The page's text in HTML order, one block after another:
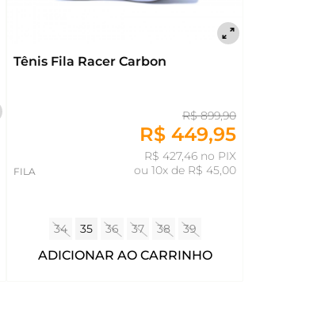
Tênis Fila Racer Carbon
R$ 899,90
R$ 449,95
R$ 427,46 no PIX
ou 10x de R$ 45,00
FILA
34 35 36 37 38 39
ADICIONAR AO CARRINHO